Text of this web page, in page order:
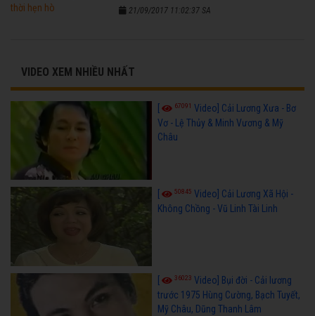
21/09/2017 11:02:37 SA
VIDEO XEM NHIỀU NHẤT
[ 67091 Video] Cải Lương Xưa - Bơ
Vơ - Lệ Thủy & Minh Vương & Mỹ
Châu
50845 Video] Cải Lương Xã Hội -
Không Chồng - Vũ Linh Tài Linh
36023 Video] Bụi đời - Cải lương
trước 1975 Hùng Cường, Bạch Tuyết,
Mỹ Châu, Dũng Thanh Lâm